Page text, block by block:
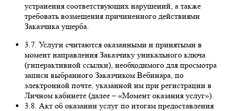
устранения соответствующих нарушений, а также
требовать возмещения причиненного действиями
Заказчика ущерба.
3.7. Услуги считаются оказанными и принятыми в
момент направления Заказчику уникального ключа
(гиперактивной ссылки), необходимого для просмотра
записи выбранного Заказчиком Вебинара, по
электронной почте, указанной им при регистрации в
Личном кабинете (далее – «Момент оказания услуг»).
3.8. Акт об оказании услуг по итогам предоставления